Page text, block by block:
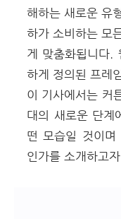
해하는 새로운 유
하가 소비하는 모
게 맞춤화됩니다.
하게 정의된 프레
이 기사에서는 커
대의 새로운 단계
떤 모습일 것이
인가를 소개하고